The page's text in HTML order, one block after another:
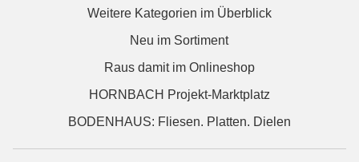
Weitere Kategorien im Überblick
Neu im Sortiment
Raus damit im Onlineshop
HORNBACH Projekt-Marktplatz
BODENHAUS: Fliesen. Platten. Dielen